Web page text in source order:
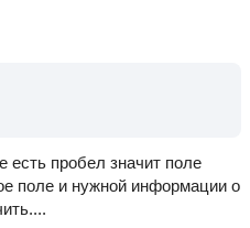
есть пробел значит поле
поле и нужной информации о